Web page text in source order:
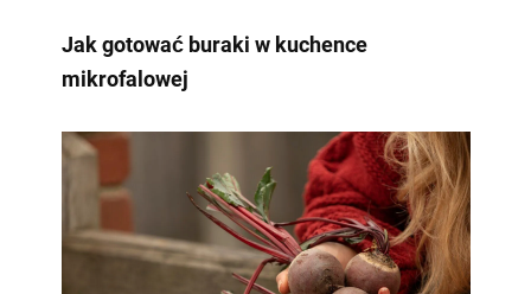
Jak gotować buraki w kuchence
mikrofalowej